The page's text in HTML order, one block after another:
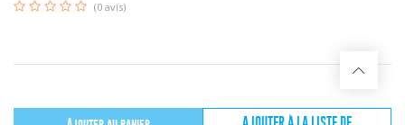
(0 avis)